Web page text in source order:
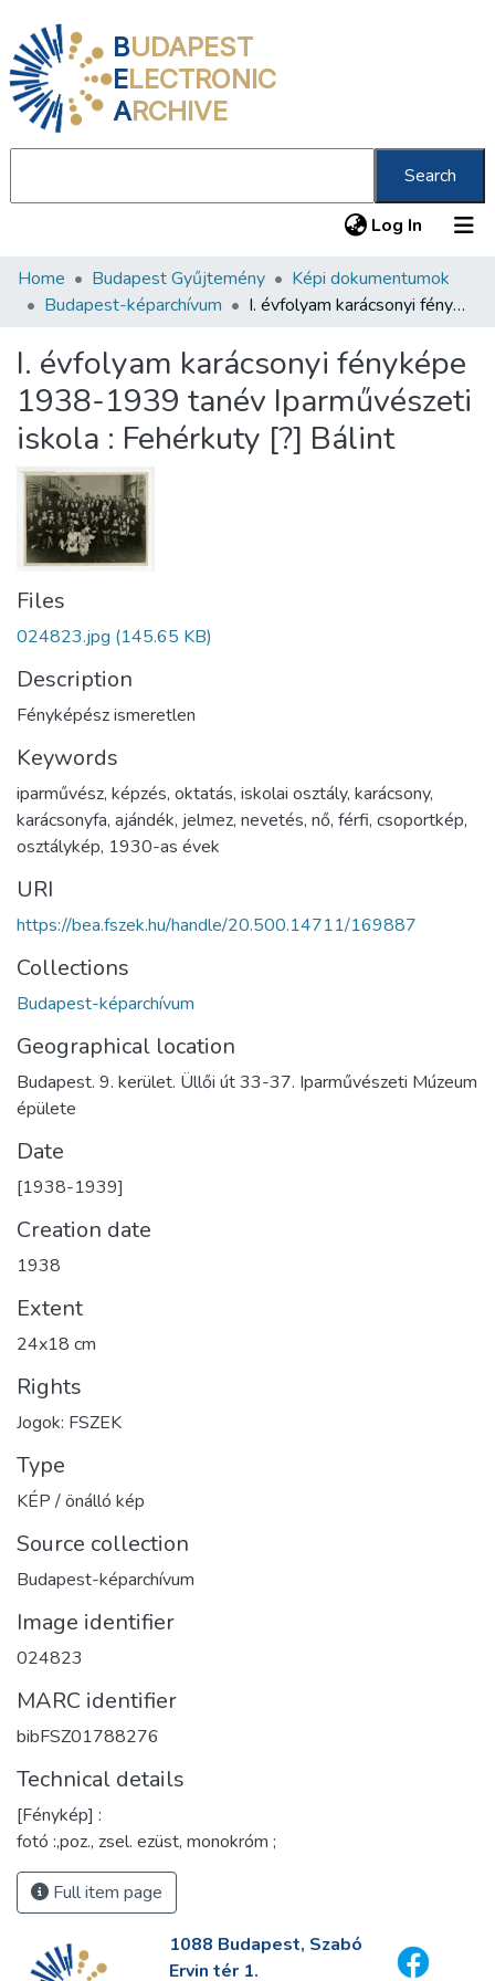
BUDAPEST
ELECTRONIC
ARCHIVE
Search
Log In (current)
Communities & Collections
Statistics
About us
Home Budapest Gyűjtemény
Képi dokumentumok
Budapest-képarchívum
I. évfolyam karácsonyi fényképe 1938-1939 tanév Iparművészeti iskola : Fehérkuty [?] Bálint
I. évfolyam karácsonyi fényképe
1938-1939 tanév Iparművészeti
iskola : Fehérkuty [?] Bálint
Files
024823.jpg (145.65 KB)
Description
Fényképész ismeretlen
Keywords
iparművész, képzés, oktatás, iskolai osztály, karácsony,
karácsonyfa, ajándék, jelmez, nevetés, nő, férfi, csoportkép,
osztálykép, 1930-as évek
URI
https://bea.fszek.hu/handle/20.500.14711/169887
Collections
Budapest-képarchívum
Geographical location
Budapest. 9. kerület. Üllői út 33-37. Iparművészeti Múzeum
épülete
Date
[1938-1939]
Creation date
1938
Extent
24x18 cm
Rights
Jogok: FSZEK
Type
KÉP / önálló kép
Source collection
Budapest-képarchívum
Image identifier
024823
MARC identifier
bibFSZ01788276
Technical details
[Fénykép] :
fotó :,poz., zsel. ezüst, monokróm ;
Full item page
1088 Budapest, Szabó
Ervin tér 1.